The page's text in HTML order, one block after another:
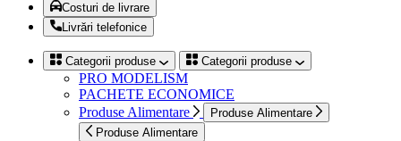
Costuri de livrare
Livrări telefonice
Categorii produse Categorii produse
PRO MODELISM
PACHETE ECONOMICE
Produse Alimentare
Produse Alimentare
Produse Alimentare